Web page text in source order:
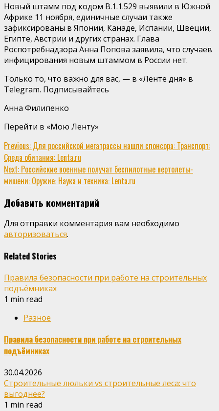
Новый штамм под кодом B.1.1.529 выявили в Южной
Африке 11 ноября, единичные случаи также
зафиксированы в Японии, Канаде, Испании, Швеции,
Египте, Австрии и других странах. Глава
Роспотребнадзора Анна Попова заявила, что случаев
инфицирования новым штаммом в России нет.
Только то, что важно для вас, — в «Ленте дня» в
Telegram. Подписывайтесь
Анна Филипенко
Перейти в «Мою Ленту»
Continue
Reading
Previous: Для российской мегатрассы нашли спонсора: Транспорт:
Среда обитания: Lenta.ru
Next: Российские военные получат беспилотные вертолеты-
мишени: Оружие: Наука и техника: Lenta.ru
Добавить комментарий
Для отправки комментария вам необходимо
авторизоваться.
Related Stories
Правила безопасности при работе на строительных
подъёмниках
1 min read
Разное
Правила безопасности при работе на строительных
подъёмниках
30.04.2026
Строительные люльки vs строительные леса: что
выгоднее?
1 min read